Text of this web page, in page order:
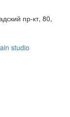
пр-кт, 80,
studio